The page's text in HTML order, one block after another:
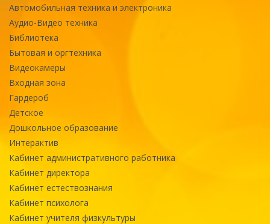
Автомобильная техника и электроника
Аудио-Видео техника
Библиотека
Бытовая и оргтехника
Видеокамеры
Входная зона
Гардероб
Детское
Дошкольное образование
Интерактив
Кабинет административного работника
Кабинет директора
Кабинет естествознания
Кабинет психолога
Кабинет учителя физкультуры